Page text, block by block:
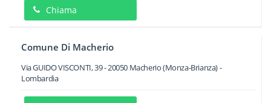
Chiama
Comune Di Macherio
Via GUIDO VISCONTI, 39-20050 Macherio(Monza-Brianza) -
Lombardia